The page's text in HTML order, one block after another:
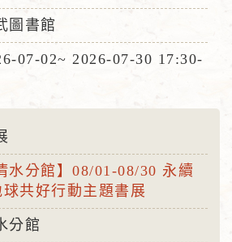
圖書館
07-02~ 2026-07-30 17:30-
水分館】08/01-08/30 永續
共好行動主題書展
分館